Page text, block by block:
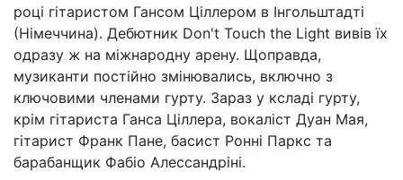
році гітаристом Гансом Ціллером в Інгольштадті
(Німеччина). Дебютник Don't Touch the Light вивів їх
одразу ж на міжнародну арену. Щоправда,
музиканти постійно змінювались, включно з
ключовими членами гурту. Зараз у ксладі гурту,
крім гітариста Ганса Ціллера, вокаліст Дуан Мая,
гітарист Франк Пане, басист Ронні Паркс та
барабанщик Фабіо Алессандріні.